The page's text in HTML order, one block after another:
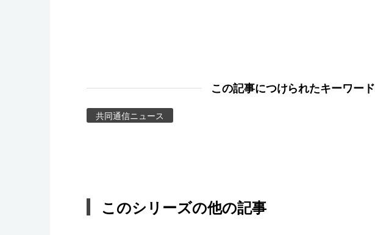
この記事につけられたキーワード
共同通信ニュース
このシリーズの他の記事